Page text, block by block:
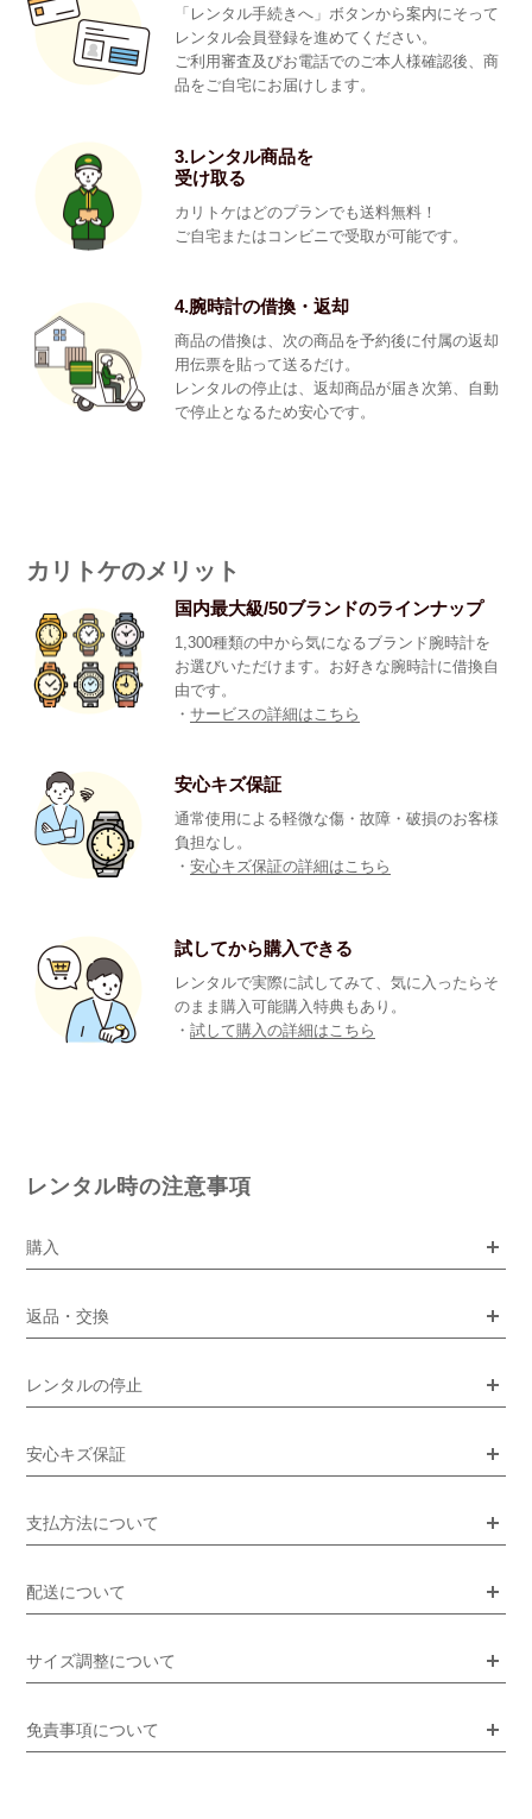
「レンタル手続きへ」ボタンから案内にそって
レンタル会員登録を進めてください。
ご利用審査及びお電話でのご本人様確認後、商
品をご自宅にお届けします。
3.レンタル商品を
受け取る
カリトケはどのプランでも送料無料！
ご自宅またはコンビニで受取が可能です。
4.腕時計の借換・返却
商品の借換は、次の商品を予約後に付属の返却
用伝票を貼って送るだけ。
レンタルの停止は、返却商品が届き次第、自動
で停止となるため安心です。
カリトケのメリット
国内最大級/50ブランドのラインナップ
1,300種類の中から気になるブランド腕時計を
お選びいただけます。お好きな腕時計に借換自
由です。
・サービスの詳細はこちら
安心キズ保証
通常使用による軽微な傷・故障・破損のお客様
負担なし。
・安心キズ保証の詳細はこちら
試してから購入できる
レンタルで実際に試してみて、気に入ったらそ
のまま購入可能購入特典もあり。
・試して購入の詳細はこちら
レンタル時の注意事項
購入
返品・交換
レンタルの停止
安心キズ保証
支払方法について
配送について
サイズ調整について
免責事項について